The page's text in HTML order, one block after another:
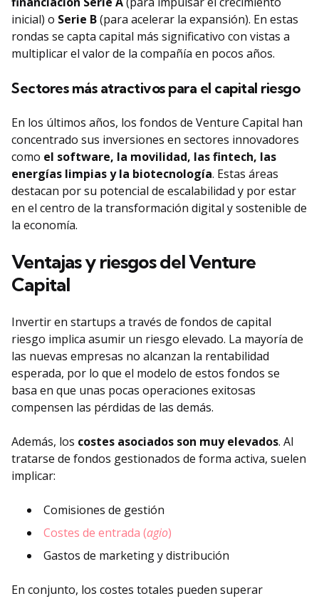
inicial) o Serie B(para acelerar la expansión). En estas
rondas se capta capital más significativo con vistas a
multiplicar el valor de la compañía en pocos años.
Sectores más atractivos para el capital riesgo
En los últimos años, los fondos de Venture Capital han
concentrado sus inversiones en sectores innovadores
como el software, la movilidad, las fintech, las
energías limpias y la biotecnología. Estas áreas
destacan por su potencial de escalabilidad y por estar
en el centro de la transformación digital y sostenible de
la economía.
Ventajas y riesgos del Venture
Capital
Invertir en startups a través de fondos de capital
riesgo implica asumir un riesgo elevado. La mayoría de
las nuevas empresas no alcanzan la rentabilidad
esperada, por lo que el modelo de estos fondos se
basa en que unas pocas operaciones exitosas
compensen las pérdidas de las demás.
Además, los costes asociados son muy elevados. Al
tratarse de fondos gestionados de forma activa, suelen
implicar:
Comisiones de gestión
Costes de entrada (agio)
Gastos de marketing y distribución
En conjunto, los costes totales pueden superar